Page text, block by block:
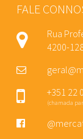
FALE
Rua
4200-
+351 22
(chamada